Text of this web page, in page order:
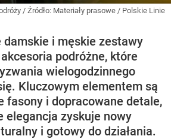
/ Źródło: Materiały prasowe / Polskie Linie
damskie i męskie zestawy
podróżne, które
wielogodzinnego
Kluczowym elementem są
fasony i dopracowane detale,
elegancja zyskuje nowy
i gotowy do działania.